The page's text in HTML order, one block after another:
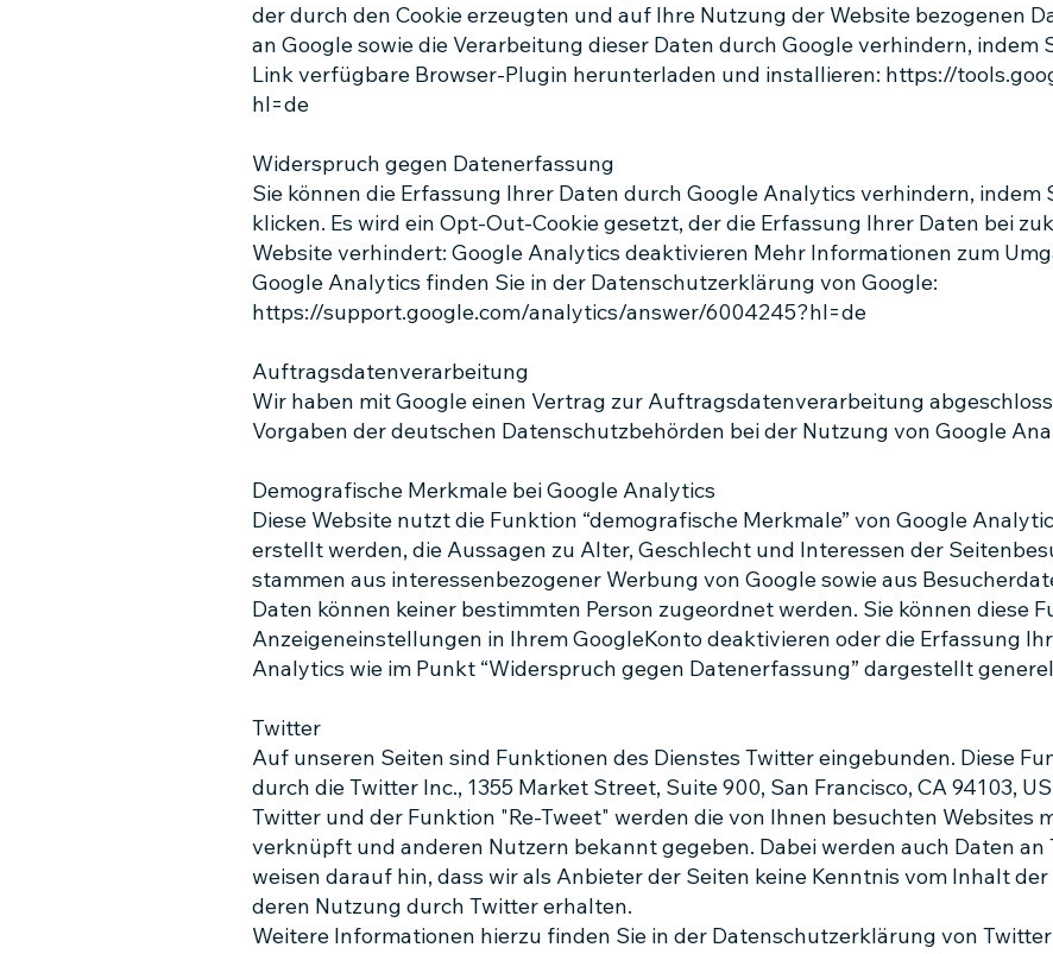
der durch den Cookie erzeugten und auf Ihre Nutzung der Website bezogenen
an Google sowie die Verarbeitung dieser Daten durch Google verhindern, indem
Link verfügbare Browser-Plugin herunterladen und installieren: https://
hl=de
Widerspruch gegen Datenerfassung
Sie können die Erfassung Ihrer Daten durch Google Analytics verhindern, indem
klicken. Es wird ein Opt-Out-Cookie gesetzt, der die Erfassung Ihrer Daten bei
Website verhindert: Google Analytics deaktivieren Mehr Informationen zum
Google Analytics finden Sie in der Datenschutzerklärung von Google:
https://support.google.com/analytics/answer/6004245?hl=de
Auftragsdatenverarbeitung
Wir haben mit Google einen Vertrag zur Auftragsdatenverarbeitung
Vorgaben der deutschen Datenschutzbehörden bei der Nutzung von Google
Demografische Merkmale bei Google Analytics
Diese Website nutzt die Funktion “demografische Merkmale” von Google
erstellt werden, die Aussagen zu Alter, Geschlecht und Interessen der
stammen aus interessenbezogener Werbung von Google sowie aus
Daten können keiner bestimmten Person zugeordnet werden. Sie können diese
Anzeigeneinstellungen in Ihrem GoogleKonto deaktivieren oder die Erfassung
Analytics wie im Punkt “Widerspruch gegen Datenerfassung” dargestellt
Twitter
Auf unseren Seiten sind Funktionen des Dienstes Twitter eingebunden. Diese
durch die Twitter Inc., 1355 Market Street, Suite 900, San Francisco, CA 94103,
Twitter und der Funktion "Re-Tweet" werden die von Ihnen besuchten Websites
verknüpft und anderen Nutzern bekannt gegeben. Dabei werden auch Daten
weisen darauf hin, dass wir als Anbieter der Seiten keine Kenntnis vom Inhalt
deren Nutzung durch Twitter erhalten.
Weitere Informationen hierzu finden Sie in der Datenschutzerklärung von